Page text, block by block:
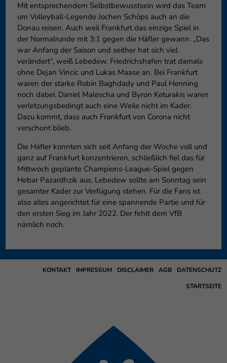
Mit entsprechendem Selbstbewusstsein wird das Team
um Volleyball-Legende Jochen Schöps auch an die
Donau reisen. Auch weil Frankfurt das einzige Spiel in
der Normalrunde mit 3:1 gegen die Häfler gewann. „Das
war Anfang der Saison und seither hat sich viel
verändert“, weiß Lebedew. Friedrichshafen trat damals
ohne Dejan Vincic und Lukas Maase an. Bei Frankfurt
waren der starke Robin Baghdady und Paul Henning
noch dabei. Daniel Malescha und Byron Keturakis waren
verletzungsbedingt auch eine Weile nicht im Kader.
Dazu kommt, dass auch Frankfurt von Corona nicht
verschont blieb.
Die Häfler konnten sich seit Anfang der Woche voll und
ganz auf Frankfurt konzentrieren, schließlich fiel das für
Mittwoch geplante Champions-League-Spiel gegen
Hebar Pazardhzik aus. Lebedew sollte am Sonntag sein
gesamter Kader zur Verfügung stehen. Für die Fans ist
also alles angerichtet für eine spannende Partie und für
den ersten Sieg im Jahr 2022. Der fehlt dem VfB
nämlich noch.
DATENSCHUTZ
AGB
DISCLAIMER
IMPRESSUM
KONTAKT
STARTSEITE